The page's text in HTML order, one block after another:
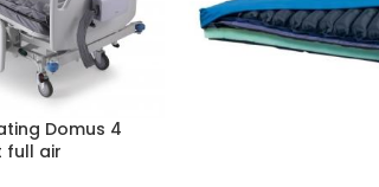
Domus 4
full air